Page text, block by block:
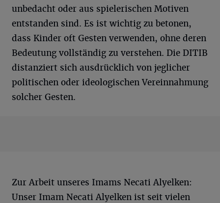
unbedacht oder aus spielerischen Motiven
entstanden sind. Es ist wichtig zu betonen,
dass Kinder oft Gesten verwenden, ohne deren
Bedeutung vollständig zu verstehen. Die DITIB
distanziert sich ausdrücklich von jeglicher
politischen oder ideologischen Vereinnahmung
solcher Gesten.
Zur Arbeit unseres Imams Necati Alyelken:
Unser Imam Necati Alyelken ist seit vielen